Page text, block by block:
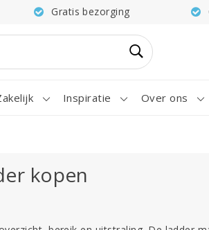
Gratis bezorging
Inspiratie Over ons
kopen